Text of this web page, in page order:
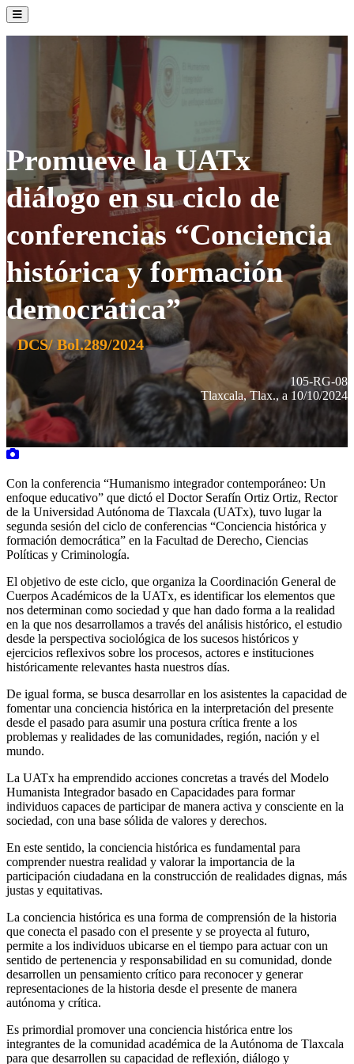
La Institución
Comunidad UATx
Promueve la UATx
diálogo en su ciclo de
conferencias “Conciencia
histórica y formación
democrática”
DCS/ Bol.289/2024
105-RG-08
Tlaxcala, Tlax., a 10/10/2024
Con la conferencia “Humanismo integrador contemporáneo: Un
enfoque educativo” que dictó el Doctor Serafín Ortiz Ortiz, Rector
de la Universidad Autónoma de Tlaxcala (UATx), tuvo lugar la
segunda sesión del ciclo de conferencias “Conciencia histórica y
formación democrática” en la Facultad de Derecho, Ciencias
Políticas y Criminología.
El objetivo de este ciclo, que organiza la Coordinación General de
Cuerpos Académicos de la UATx, es identificar los elementos que
nos determinan como sociedad y que han dado forma a la realidad
en la que nos desarrollamos a través del análisis histórico, el estudio
desde la perspectiva sociológica de los sucesos históricos y
ejercicios reflexivos sobre los procesos, actores e instituciones
históricamente relevantes hasta nuestros días.
De igual forma, se busca desarrollar en los asistentes la capacidad de
fomentar una conciencia histórica en la interpretación del presente
desde el pasado para asumir una postura crítica frente a los
problemas y realidades de las comunidades, región, nación y el
mundo.
La UATx ha emprendido acciones concretas a través del Modelo
Humanista Integrador basado en Capacidades para formar
individuos capaces de participar de manera activa y consciente en la
sociedad, con una base sólida de valores y derechos.
En este sentido, la conciencia histórica es fundamental para
comprender nuestra realidad y valorar la importancia de la
participación ciudadana en la construcción de realidades dignas, más
justas y equitativas.
La conciencia histórica es una forma de comprensión de la historia
que conecta el pasado con el presente y se proyecta al futuro,
permite a los individuos ubicarse en el tiempo para actuar con un
sentido de pertenencia y responsabilidad en su comunidad, donde
desarrollen un pensamiento crítico para reconocer y generar
representaciones de la historia desde el presente de manera
autónoma y crítica.
Es primordial promover una conciencia histórica entre los
integrantes de la comunidad académica de la Autónoma de Tlaxcala
para que desarrollen su capacidad de reflexión, diálogo y